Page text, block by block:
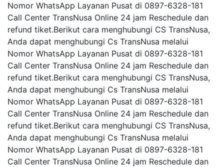
Nomor WhatsApp Layanan Pusat di 0897-6328-181
Call Center TransNusa Online 24 jam Reschedule dan
refund tiket.Berikut cara menghubungi CS TransNusa,
Anda dapat menghubungi Cs TransNusa melalui
Nomor WhatsApp Layanan Pusat di 0897-6328-181
Call Center TransNusa Online 24 jam Reschedule dan
refund tiket.Berikut cara menghubungi CS TransNusa,
Anda dapat menghubungi Cs TransNusa melalui
Nomor WhatsApp Layanan Pusat di 0897-6328-181
Call Center TransNusa Online 24 jam Reschedule dan
refund tiket.Berikut cara menghubungi CS TransNusa,
Anda dapat menghubungi Cs TransNusa melalui
Nomor WhatsApp Layanan Pusat di 0897-6328-181
Call Center TransNusa Online 24 jam Reschedule dan